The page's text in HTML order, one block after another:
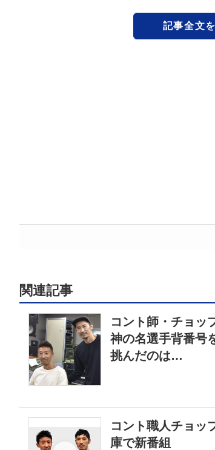
記事全文
関連記事
コント師・チョッ
神の名選手背番号
挑んだのは…
コント職人チョ
庫で新番組